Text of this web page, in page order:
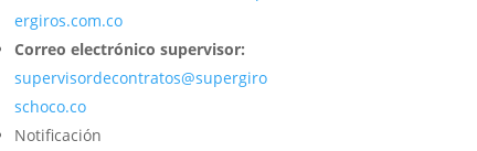
ergiros.com.co
Correo electrónico supervisor:
supervisordecontratos@supergiro
schoco.co
Notificación